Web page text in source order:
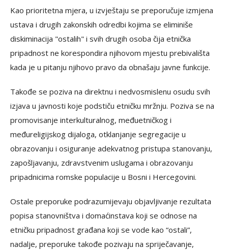
Kao prioritetna mjera, u izvještaju se preporučuje izmjena
ustava i drugih zakonskih odredbi kojima se eliminiše
diskiminacija "ostalih" i svih drugih osoba čija etnička
pripadnost ne korespondira njihovom mjestu prebivališta
kada je u pitanju njihovo pravo da obnašaju javne funkcije.
Takođe se poziva na direktnu i nedvosmislenu osudu svih
izjava u javnosti koje podstiču etničku mržnju. Poziva se na
promovisanje interkulturalnog, međuetničkog i
međureligijskog dijaloga, otklanjanje segregacije u
obrazovanju i osiguranje adekvatnog pristupa stanovanju,
zapošljavanju, zdravstvenim uslugama i obrazovanju
pripadnicima romske populacije u Bosni i Hercegovini.
Ostale preporuke podrazumijevaju objavljivanje rezultata
popisa stanovništva i domaćinstava koji se odnose na
etničku pripadnost građana koji se vode kao “ostali”,
nadalje, preporuke takođe pozivaju na spriječavanje,